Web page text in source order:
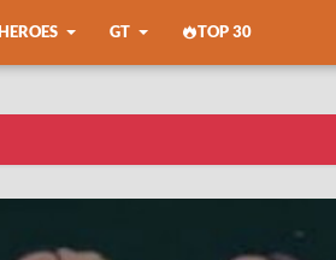
HEROES GT TOP 30